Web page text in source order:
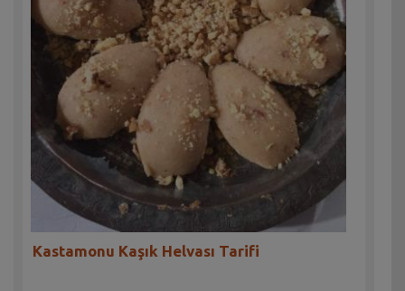
Kastamonu Kaşık Helvası Tarifi